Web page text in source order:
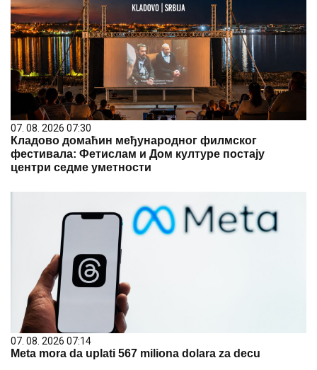
07. 08. 2026 07:30
Кладово домаћин међународног филмског
фестивала: Фетислам и Дом културе постају
центри седме уметности
07. 08. 2026 07:14
Meta mora da uplati 567 miliona dolara za decu